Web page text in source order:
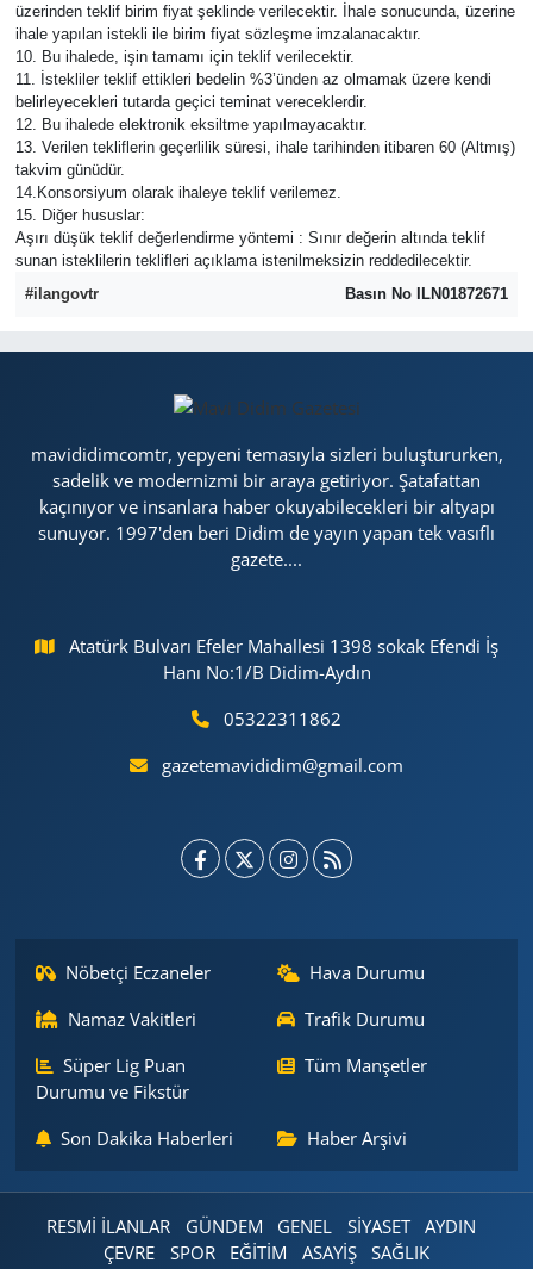
üzerinden teklif birim fiyat şeklinde verilecektir. İhale sonucunda, üzerine
ihale yapılan istekli ile birim fiyat sözleşme imzalanacaktır.
10. Bu ihalede, işin tamamı için teklif verilecektir.
11. İstekliler teklif ettikleri bedelin %3’ünden az olmamak üzere kendi
belirleyecekleri tutarda geçici teminat vereceklerdir.
12. Bu ihalede elektronik eksiltme yapılmayacaktır.
13. Verilen tekliflerin geçerlilik süresi, ihale tarihinden itibaren 60 (Altmış)
takvim günüdür.
14.Konsorsiyum olarak ihaleye teklif verilemez.
15. Diğer hususlar:
Aşırı düşük teklif değerlendirme yöntemi : Sınır değerin altında teklif
sunan isteklilerin teklifleri açıklama istenilmeksizin reddedilecektir.
#ilangovtr
Basın No ILN01872671
mavididimcomtr, yepyeni temasıyla sizleri buluştururken,
sadelik ve modernizmi bir araya getiriyor. Şatafattan
kaçınıyor ve insanlara haber okuyabilecekleri bir altyapı
sunuyor. 1997'den beri Didim de yayın yapan tek vasıflı
gazete....
Atatürk Bulvarı Efeler Mahallesi 1398 sokak Efendi İş
Hanı No:1/B Didim-Aydın
05322311862
gazetemavididim@gmail.com
Nöbetçi Eczaneler
Hava Durumu
Namaz Vakitleri
Trafik Durumu
Süper Lig Puan
Durumu ve Fikstür
Tüm Manşetler
Son Dakika Haberleri Haber Arşivi
RESMİ İLANLAR GÜNDEM GENEL SİYASET
AYDIN
ÇEVRE
SPOR EĞİTİM ASAYİŞ SAĞLIK